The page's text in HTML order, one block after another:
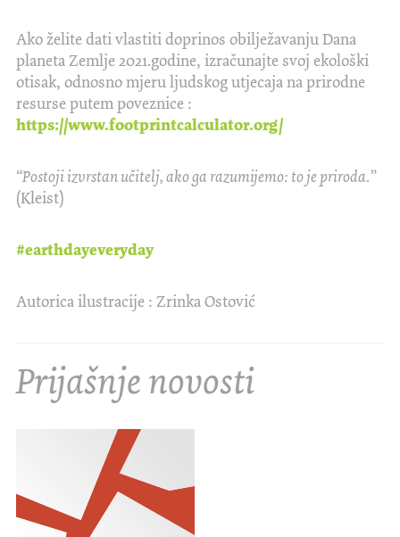
Ako želite dati vlastiti doprinos obilježavanju Dana
planeta Zemlje 2021.godine, izračunajte svoj ekološki
otisak, odnosno mjeru ljudskog utjecaja na prirodne
resurse putem poveznice :
https://www.footprintcalculator.org/
“Postoji izvrstan učitelj, ako ga razumijemo: to je priroda.”
(Kleist)
#earthdayeveryday
Autorica ilustracije : Zrinka Ostović
Prijašnje novosti